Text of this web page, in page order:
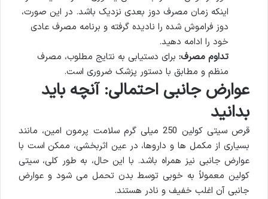
اینکه زمان مصرف دوز بعدی نزدیک باشد. در این صورت،
دوز فراموش شده را نادیده گرفته و برنامه مصرف عادی
خود را ادامه دهید.
تداوم مصرف: برای دستیابی به نتایج مطلوب، مصرف
منظم و مطابق با دستور پزشک ضروری است.
عوارض جانبی احتمالی: آنچه باید
بدانید
قرص سیتی کولین 250 میلی گرم سلامت پرمون امین، مانند
بسیاری از مکمل ها و داروها، در عین اثربخشی، ممکن است با
عوارض جانبی نیز همراه باشد. با این حال، به طور کلی، سیتی
کولین معمولاً به خوبی توسط بدن تحمل می شود و عوارض
جانبی آن اغلب خفیف و نادر هستند.